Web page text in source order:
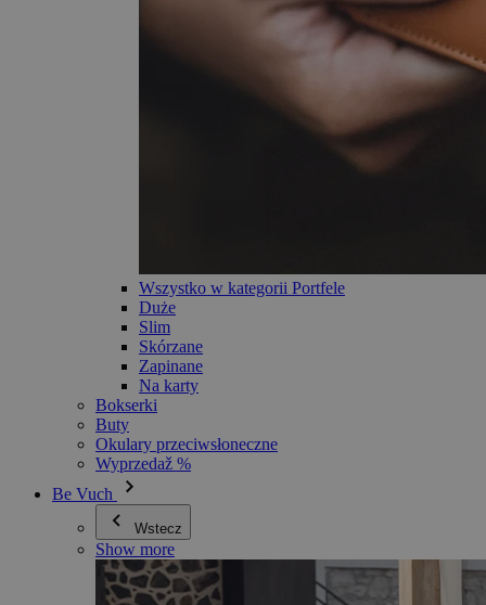
Wszystko w kategorii Portfele
Duże
Slim
Skórzane
Zapinane
Na karty
Bokserki
Buty
Okulary przeciwsłoneczne
Wyprzedaž %
Be Vuch
Wstecz
Show more